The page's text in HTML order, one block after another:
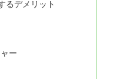
るデメリット
ー